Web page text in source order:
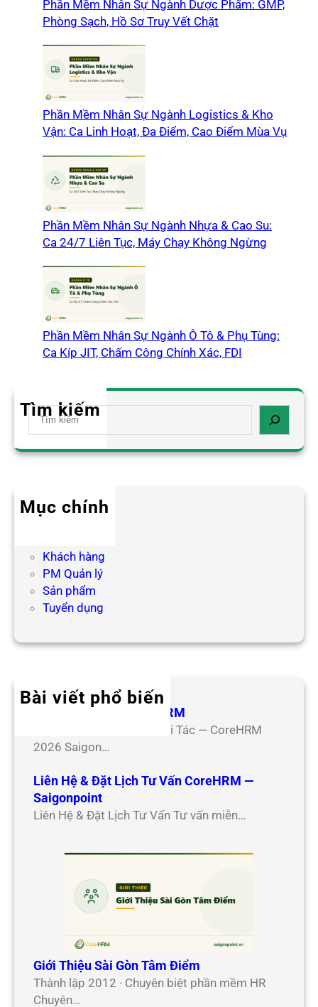
Phần Mềm Nhân Sự Ngành Dược Phẩm: GMP,
Phòng Sạch, Hồ Sơ Truy Vết Chặt
Phần Mềm Nhân Sự Ngành Logistics & Kho
Vận: Ca Linh Hoạt, Đa Điểm, Cao Điểm Mùa Vụ
Phần Mềm Nhân Sự Ngành Nhựa & Cao Su:
Ca 24/7 Liên Tục, Máy Chạy Không Ngừng
Phần Mềm Nhân Sự Ngành Ô Tô & Phụ Tùng:
Ca Kíp JIT, Chấm Công Chính Xác, FDI
Tìm kiếm
S
a
h
Mục chính
Khách hàng
PM Quản lý
Sản phẩm
Tuyển dụng
Bài viết phổ biến
Hợp Tác Đối Tác CoreHRM
Chương Trình Hợp Tác Đối Tác — CoreHRM
2026 Saigon…
Liên Hệ & Đặt Lịch Tư Vấn CoreHRM —
Saigonpoint
Liên Hệ & Đặt Lịch Tư Vấn Tư vấn miễn…
Giới Thiệu Sài Gòn Tâm Điểm
Thành lập 2012 · Chuyên biệt phần mềm HR
Chuyên…